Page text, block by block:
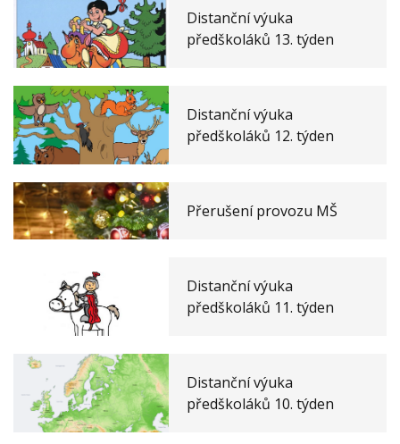
Distanční výuka
předškoláků 13. týden
Distanční výuka
předškoláků 12. týden
Přerušení provozu MŠ
Distanční výuka
předškoláků 11. týden
Distanční výuka
předškoláků 10. týden